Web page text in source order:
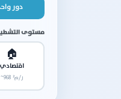
دور
مستوى
🏠
اقتصادي
~968 ر/م²